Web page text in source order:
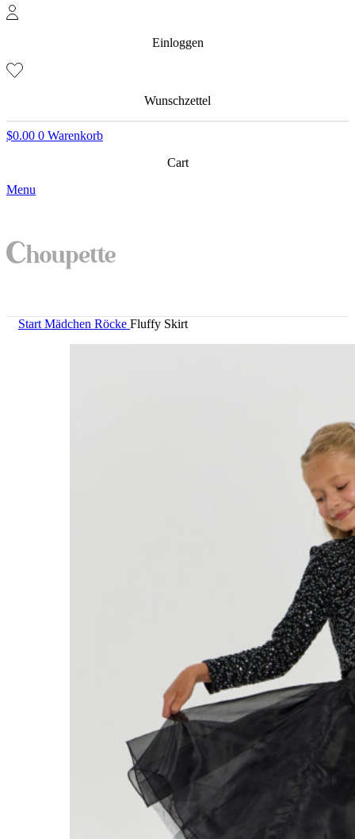
Einloggen
Wunschzettel
$0.00 0 Warenkorb
Cart
Menu
Start Mädchen Röcke Fluffy Skirt